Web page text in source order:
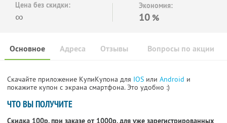
Цена без скидки:
∞
Экономия:
10 %
Основное Отзывы Вопросы по акции
Адреса
Скачайте приложение КупиКупона для IOS или Android и
покажите купон с экрана смартфона. Это удобно :)
ЧТО ВЫ ПОЛУЧИТЕ
Скидка 100р. при заказе от 1000р. для уже зарегистрированных